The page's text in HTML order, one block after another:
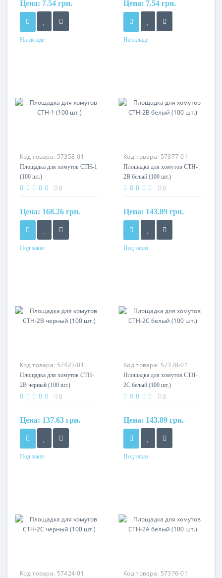
Цена: 7.54 грн.
На складе
Цена: 7.54 грн.
На складе
Код товара: 57358-01
Площадка для хомутов CTH-1
(100 шт.)
0
Цена: 168.26 грн.
Под заказ
Код товара: 57377-01
Площадка для хомутов CTH-
2B белый (100 шт.)
0
Цена: 143.89 грн.
Под заказ
Код товара: 57423-01
Площадка для хомутов CTH-
2B черный (100 шт.)
0
Цена: 137.63 грн.
Под заказ
Код товара: 57378-01
Площадка для хомутов CTH-
2C белый (100 шт.)
0
Цена: 143.89 грн.
Под заказ
Код товара: 57424-01 Код товара: 57376-01